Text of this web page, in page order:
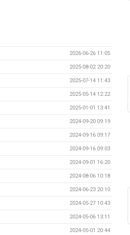
2026-06-26 11:05
2025-08-02 20:20
2025-07-14 11:43
2025-05-14 12:22
2025-01-01 13:41
2024-09-20 09:19
2024-09-16 09:17
2024-09-16 09:03
2024-09-01 16:20
2024-08-06 10:18
2024-06-23 20:10
2024-05-27 10:43
2024-05-06 13:11
2024-05-01 20:44